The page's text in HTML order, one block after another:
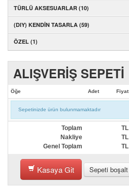
TÜRLÜ AKSESUARLAR (10)
(DIY) KENDİN TASARLA (59)
ÖZEL (1)
ALIŞVERİŞ SEPETİ
Öğe Adet Fiyat
Sepetinizde ürün bulunmamaktadır
Toplam TL
Nakliye
TL
Genel Toplam
TL
Kasaya Git Sepeti boşalt